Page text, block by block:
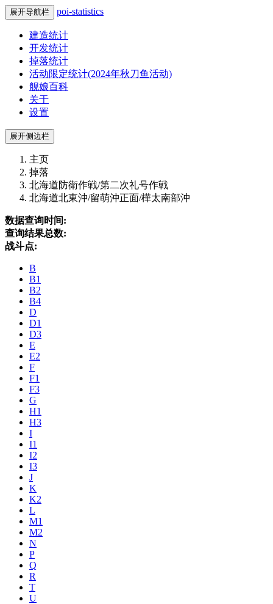
展开导航栏 poi-statistics
建造统计
开发统计
掉落统计
活动限定统计(2024年秋刀鱼活动)
舰娘百科
关于
设置
展开侧边栏
主页
掉落
北海道防衛作戦/第二次礼号作戦
北海道北東沖/留萌沖正面/樺太南部沖
数据查询时间:
查询结果总数:
战斗点:
B
B1
B2
B4
D
D1
D3
E
E2
F
F1
F3
G
H1
H3
I
I1
I2
I3
J
K
K2
L
M1
M2
N
P
Q
R
T
U